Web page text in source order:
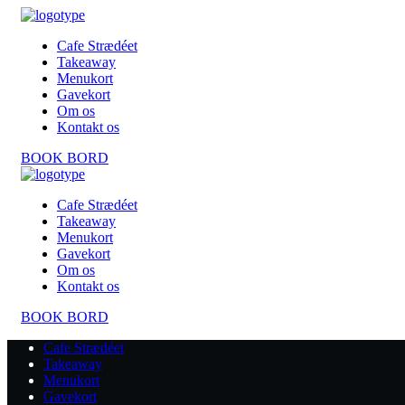
Cafe Strædéet
Takeaway
Menukort
Gavekort
Om os
Kontakt os
BOOK BORD
Cafe Strædéet
Takeaway
Menukort
Gavekort
Om os
Kontakt os
BOOK BORD
Cafe Strædéet
Takeaway
Menukort
Gavekort